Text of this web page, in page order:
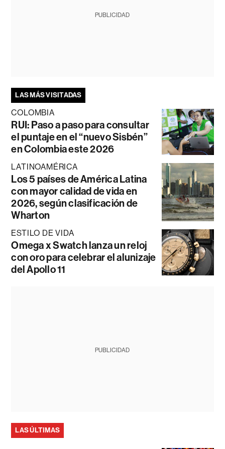
PUBLICIDAD
LAS MÁS VISITADAS
COLOMBIA
RUI: Paso a paso para consultar
el puntaje en el “nuevo Sisbén”
en Colombia este 2026
LATINOAMÉRICA
Los 5 países de América Latina
con mayor calidad de vida en
2026, según clasificación de
Wharton
ESTILO DE VIDA
Omega x Swatch lanza un reloj
con oro para celebrar el alunizaje
del Apollo 11
PUBLICIDAD
LAS ÚLTIMAS